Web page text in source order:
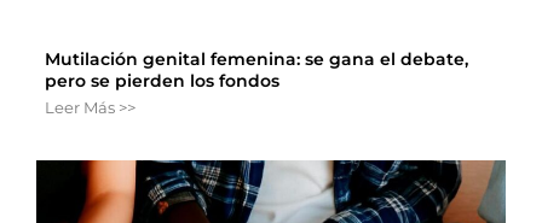
Mutilación genital femenina: se gana el debate,
pero se pierden los fondos
Leer Más >>